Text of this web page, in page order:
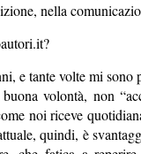
nella
e tante volte mi
volontà, non
noi riceve
quindi, è